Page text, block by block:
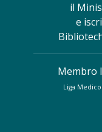
il
e
Membro
Liga